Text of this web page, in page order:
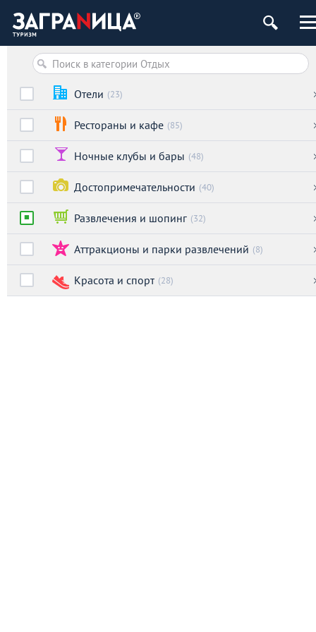
Отели (23)
Рестораны и кафе (85)
Ночные клубы и бары (48)
Достопримечательности (40)
Развлечения и шопинг (32)
Аттракционы и парки развлечений (8)
Красота и спорт (28)